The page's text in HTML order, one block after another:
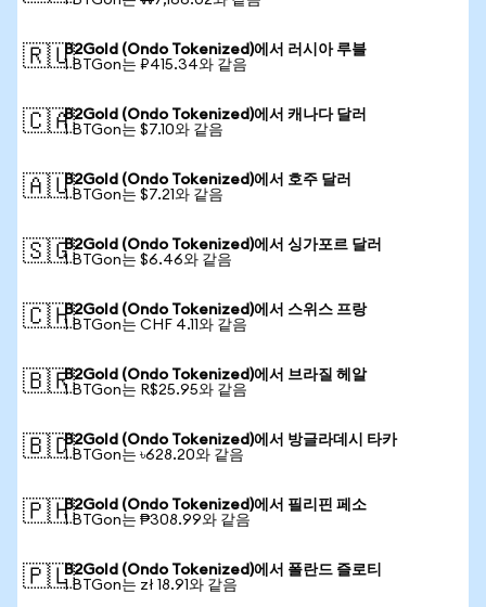
🇷🇺B2Gold (Ondo Tokenized)에서 러시아 루블
1 BTGon는 ₽415.34와 같음
🇨🇦B2Gold (Ondo Tokenized)에서 캐나다 달러
1 BTGon는 $7.10와 같음
🇦🇺B2Gold (Ondo Tokenized)에서 호주 달러
1 BTGon는 $7.21와 같음
🇸🇬B2Gold (Ondo Tokenized)에서 싱가포르 달러
1 BTGon는 $6.46와 같음
🇨🇭B2Gold (Ondo Tokenized)에서 스위스 프랑
1 BTGon는 CHF 4.11와 같음
🇧🇷B2Gold (Ondo Tokenized)에서 브라질 헤알
1 BTGon는 R$25.95와 같음
🇧🇩B2Gold (Ondo Tokenized)에서 방글라데시 타카
1 BTGon는 ৳628.20와 같음
🇵🇭B2Gold (Ondo Tokenized)에서 필리핀 페소
1 BTGon는 ₱308.99와 같음
🇵🇱B2Gold (Ondo Tokenized)에서 폴란드 즐로티
1 BTGon는 zł 18.91와 같음